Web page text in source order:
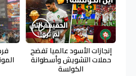
إنجازات الأسود عالميا تفضح
حملات التشويش وأسطوانة
الكولسة